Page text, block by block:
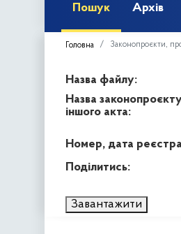
Пошук Архів
Головна Законопроєкти,
Назва файлу:
Назва
іншого акта:
Номер, дата
Поділитись:
Завантажити